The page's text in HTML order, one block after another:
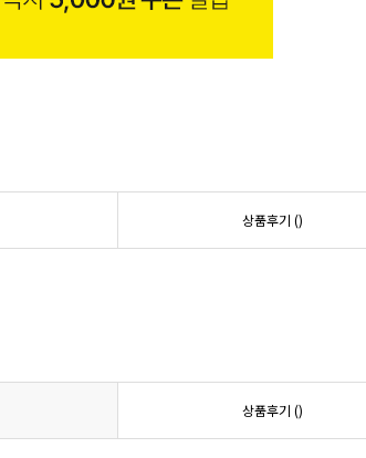
상품후기 ()
상품후기 ()